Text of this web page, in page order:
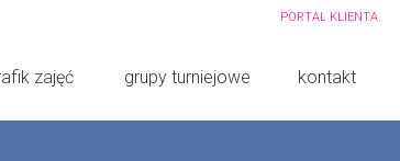
PORTAL KLIENTA
zajęć grupy turniejowe kontakt